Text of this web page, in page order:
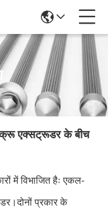
एक्सट्रूडर के बीच
में विभाजित हैः एकल-
प्रकार के